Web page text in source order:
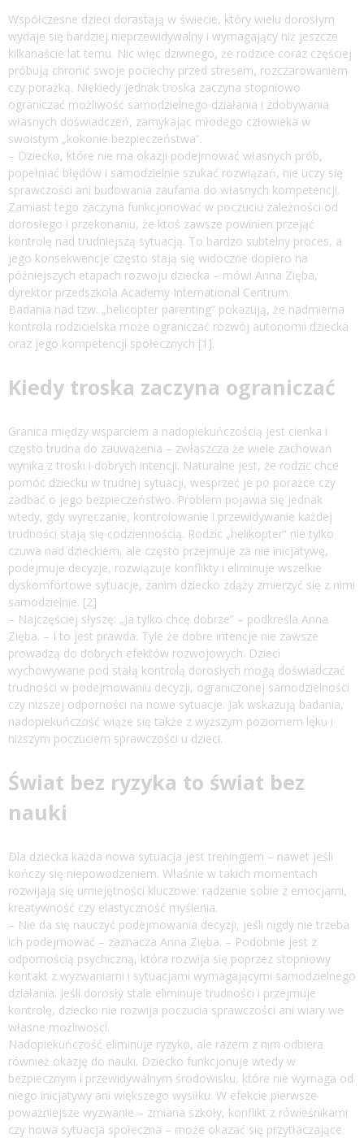
Współczesne dzieci dorastają w świecie, który wielu dorosłym
wydaje się bardziej nieprzewidywalny i wymagający niż jeszcze
kilkanaście lat temu. Nic więc dziwnego, że rodzice coraz częściej
próbują chronić swoje pociechy przed stresem, rozczarowaniem
czy porażką. Niekiedy jednak troska zaczyna stopniowo
ograniczać możliwość samodzielnego działania i zdobywania
własnych doświadczeń, zamykając młodego człowieka w
swoistym „kokonie bezpieczeństwa”.
– Dziecko, które nie ma okazji podejmować własnych prób,
popełniać błędów i samodzielnie szukać rozwiązań, nie uczy się
sprawczości ani budowania zaufania do własnych kompetencji.
Zamiast tego zaczyna funkcjonować w poczuciu zależności od
dorosłego i przekonaniu, że ktoś zawsze powinien przejąć
kontrolę nad trudniejszą sytuacją. To bardzo subtelny proces, a
jego konsekwencje często stają się widoczne dopiero na
późniejszych etapach rozwoju dziecka – mówi Anna Zięba,
dyrektor przedszkola Academy International Centrum.
Badania nad tzw. „helicopter parenting” pokazują, że nadmierna
kontrola rodzicielska może ograniczać rozwój autonomii dziecka
oraz jego kompetencji społecznych [1].
Kiedy troska zaczyna ograniczać
Granica między wsparciem a nadopiekuńczością jest cienka i
często trudna do zauważenia – zwłaszcza że wiele zachowań
wynika z troski i dobrych intencji. Naturalne jest, że rodzic chce
pomóc dziecku w trudnej sytuacji, wesprzeć je po porażce czy
zadbać o jego bezpieczeństwo. Problem pojawia się jednak
wtedy, gdy wyręczanie, kontrolowanie i przewidywanie każdej
trudności stają się codziennością. Rodzic „helikopter” nie tylko
czuwa nad dzieckiem, ale często przejmuje za nie inicjatywę,
podejmuje decyzje, rozwiązuje konflikty i eliminuje wszelkie
dyskomfortowe sytuacje, zanim dziecko zdąży zmierzyć się z nimi
samodzielnie. [2]
– Najczęściej słyszę: „Ja tylko chcę dobrze” – podkreśla Anna
Zięba. – I to jest prawda. Tyle że dobre intencje nie zawsze
prowadzą do dobrych efektów rozwojowych. Dzieci
wychowywane pod stałą kontrolą dorosłych mogą doświadczać
trudności w podejmowaniu decyzji, ograniczonej samodzielności
czy niższej odporności na nowe sytuacje. Jak wskazują badania,
nadopiekuńczość wiąże się także z wyższym poziomem lęku i
niższym poczuciem sprawczości u dzieci.
Świat bez ryzyka to świat bez
nauki
Dla dziecka każda nowa sytuacja jest treningiem – nawet jeśli
kończy się niepowodzeniem. Właśnie w takich momentach
rozwijają się umiejętności kluczowe: radzenie sobie z emocjami,
kreatywność czy elastyczność myślenia.
– Nie da się nauczyć podejmowania decyzji, jeśli nigdy nie trzeba
ich podejmować – zaznacza Anna Zięba. – Podobnie jest z
odpornością psychiczną, która rozwija się poprzez stopniowy
kontakt z wyzwaniami i sytuacjami wymagającymi samodzielnego
działania. Jeśli dorosły stale eliminuje trudności i przejmuje
kontrolę, dziecko nie rozwija poczucia sprawczości ani wiary we
własne możliwości.
Nadopiekuńczość eliminuje ryzyko, ale razem z nim odbiera
również okazję do nauki. Dziecko funkcjonuje wtedy w
bezpiecznym i przewidywalnym środowisku, które nie wymaga od
niego inicjatywy ani większego wysiłku. W efekcie pierwsze
poważniejsze wyzwanie – zmiana szkoły, konflikt z rówieśnikami
czy nowa sytuacja społeczna – może okazać się przytłaczające.